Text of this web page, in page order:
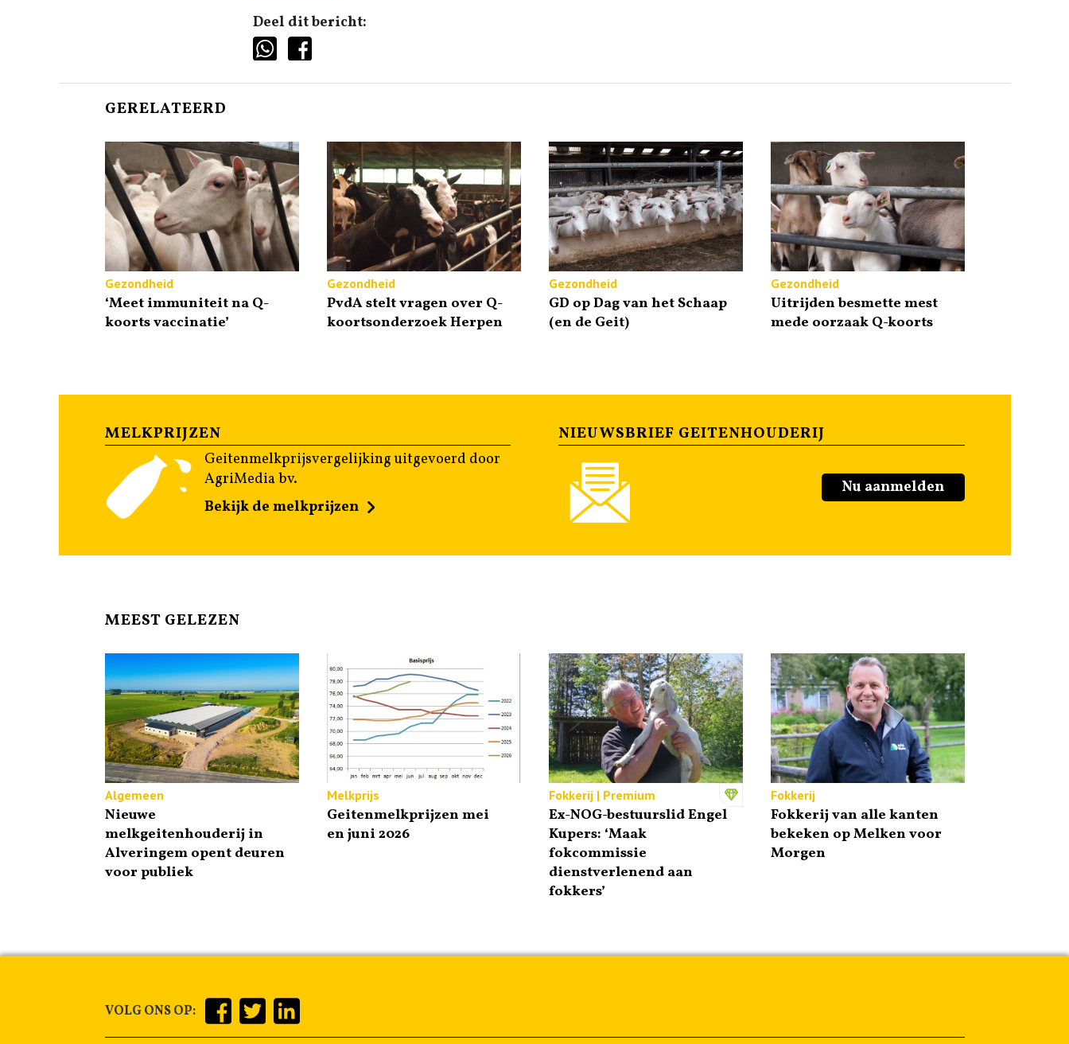
Deel dit bericht:
GERELATEERD
Gezondheid
‘Meet immuniteit na Q-
koorts vaccinatie’
Gezondheid
PvdA stelt vragen over Q-
koortsonderzoek Herpen
Gezondheid
GD op Dag van het Schaap
(en de Geit)
Gezondheid
Uitrijden besmette mest
mede oorzaak Q-koorts
MELKPRIJZEN
Geitenmelkprijsvergelijking uitgevoerd door
AgriMedia bv.
Bekijk de melkprijzen
NIEUWSBRIEF GEITENHOUDERIJ
Nu aanmelden
MEEST GELEZEN
Algemeen
Nieuwe
melkgeitenhouderij in
Alveringem opent deuren
voor publiek
Melkprijs
Geitenmelkprijzen mei
en juni 2026
Fokkerij | Premium
Ex-NOG-bestuurslid Engel
Kupers: ‘Maak
fokcommissie
dienstverlenend aan
fokkers’
Fokkerij
Fokkerij van alle kanten
bekeken op Melken voor
Morgen
VOLG ONS OP: